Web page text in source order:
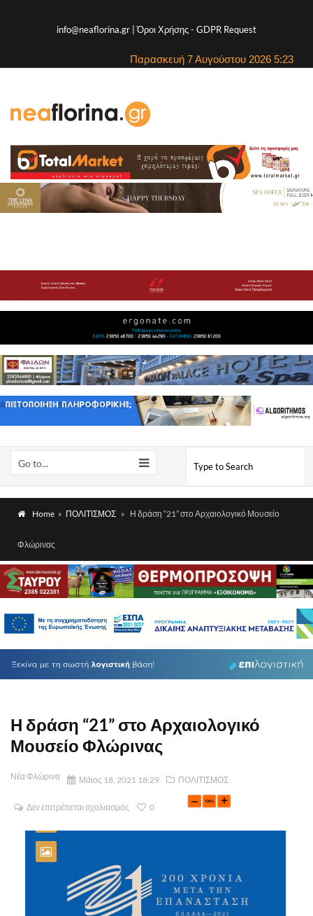
info@neaflorina.gr |Όροι Χρήσης- GDPR Request
Παρασκευή 7 Αυγούστου 2026 5:23
Go to...
Home » ΠΟΛΙΤΙΣΜΟΣ » Η δράση “21” στο Αρχαιολογικό Μουσείο
Φλώρινας
Η δράση “21” στο Αρχαιολογικό
Μουσείο Φλώρινας
Νέα Φλώρινα Μάιος 18, 2021 18:29 ΠΟΛΙΤΙΣΜΟΣ
Δεν επιτρέπεται σχολιασμός 0